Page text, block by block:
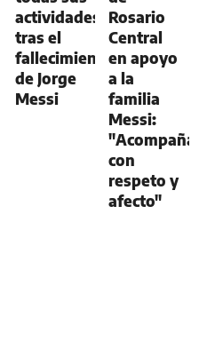
actividades
tras el
fallecimiento
de Jorge
Messi
Rosario
Central
en apoyo
a la
familia
Messi:
con
respeto y
afecto"